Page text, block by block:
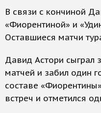
В связи с кончиной
«Фиорентиной» и
Оставшиеся матчи
Давид Астори сыграл
матчей и забил один
составе
встреч и отметился